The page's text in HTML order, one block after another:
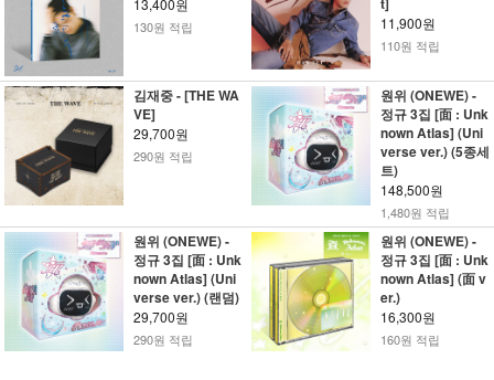
13,400원
130원 적립 11,900원
110원 적립
김재중 - [THE WA
VE]
29,700원
290원 적립
원위 (ONEWE) -
정규 3집 [面 : Unk
nown Atlas] (Uni
verse ver.) (5종세
트)
148,500원
1,480원 적립
원위 (ONEWE) -
정규 3집 [面 : Unk
nown Atlas] (Uni
verse ver.) (랜덤)
29,700원
290원 적립
원위 (ONEWE) -
정규 3집 [面 : Unk
nown Atlas] (面 v
er.)
16,300원
160원 적립